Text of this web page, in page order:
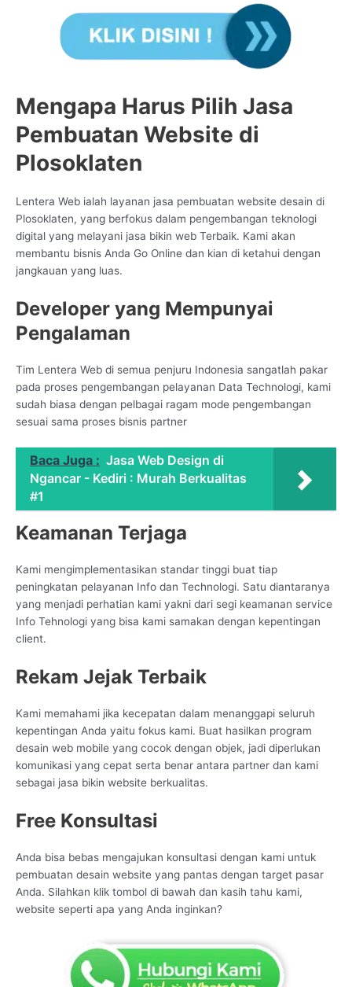
Mengapa Harus Pilih Jasa
Pembuatan Website di
Plosoklaten
Lentera Web ialah layanan jasa pembuatan website desain di
Plosoklaten, yang berfokus dalam pengembangan teknologi
digital yang melayani jasa bikin web Terbaik. Kami akan
membantu bisnis Anda Go Online dan kian di ketahui dengan
jangkauan yang luas.
Developer yang Mempunyai
Pengalaman
Tim Lentera Web di semua penjuru Indonesia sangatlah pakar
pada proses pengembangan pelayanan Data Technologi, kami
sudah biasa dengan pelbagai ragam mode pengembangan
sesuai sama proses bisnis partner
Baca Juga : Jasa Web Design di
Ngancar - Kediri : Murah Berkualitas
#1
Keamanan Terjaga
Kami mengimplementasikan standar tinggi buat tiap
peningkatan pelayanan Info dan Technologi. Satu diantaranya
yang menjadi perhatian kami yakni dari segi keamanan service
Info Tehnologi yang bisa kami samakan dengan kepentingan
client.
Rekam Jejak Terbaik
Kami memahami jika kecepatan dalam menanggapi seluruh
kepentingan Anda yaitu fokus kami. Buat hasilkan program
desain web mobile yang cocok dengan objek, jadi diperlukan
komunikasi yang cepat serta benar antara partner dan kami
sebagai jasa bikin website berkualitas.
Free Konsultasi
Anda bisa bebas mengajukan konsultasi dengan kami untuk
pembuatan desain website yang pantas dengan target pasar
Anda. Silahkan klik tombol di bawah dan kasih tahu kami,
website seperti apa yang Anda inginkan?